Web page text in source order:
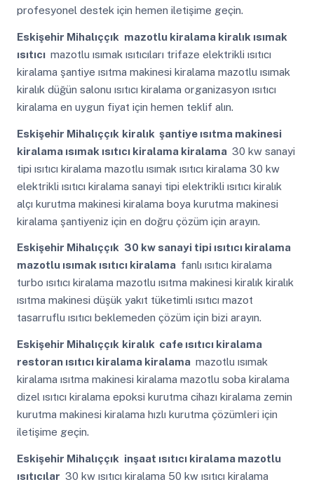
profesyonel destek için hemen iletişime geçin.
Eskişehir Mihalıççık mazotlu kiralama kiralık ısımak
ısıtıcı mazotlu ısımak ısıtıcıları trifaze elektrikli ısıtıcı
kiralama şantiye ısıtma makinesi kiralama mazotlu ısımak
kiralık düğün salonu ısıtıcı kiralama organizasyon ısıtıcı
kiralama en uygun fiyat için hemen teklif alın.
Eskişehir Mihalıççık kiralık şantiye ısıtma makinesi
kiralama ısımak ısıtıcı kiralama kiralama 30 kw sanayi
tipi ısıtıcı kiralama mazotlu ısımak ısıtıcı kiralama 30 kw
elektrikli ısıtıcı kiralama sanayi tipi elektrikli ısıtıcı kiralık
alçı kurutma makinesi kiralama boya kurutma makinesi
kiralama şantiyeniz için en doğru çözüm için arayın.
Eskişehir Mihalıççık 30 kw sanayi tipi ısıtıcı kiralama
mazotlu ısımak ısıtıcı kiralama fanlı ısıtıcı kiralama
turbo ısıtıcı kiralama mazotlu ısıtma makinesi kiralık kiralık
ısıtma makinesi düşük yakıt tüketimli ısıtıcı mazot
tasarruflu ısıtıcı beklemeden çözüm için bizi arayın.
Eskişehir Mihalıççık kiralık cafe ısıtıcı kiralama
restoran ısıtıcı kiralama kiralama mazotlu ısımak
kiralama ısıtma makinesi kiralama mazotlu soba kiralama
dizel ısıtıcı kiralama epoksi kurutma cihazı kiralama zemin
kurutma makinesi kiralama hızlı kurutma çözümleri için
iletişime geçin.
Eskişehir Mihalıççık inşaat ısıtıcı kiralama mazotlu
ısıtıcılar 30 kw ısıtıcı kiralama 50 kw ısıtıcı kiralama